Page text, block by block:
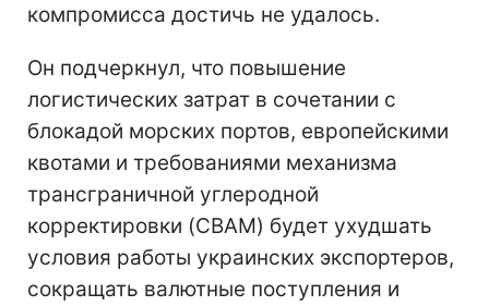
компромисса достичь не удалось.
Он подчеркнул, что повышение
логистических затрат в сочетании с
блокадой морских портов, европейскими
квотами и требованиями механизма
трансграничной углеродной
корректировки (CBAM) будет ухудшать
условия работы украинских экспортеров,
сокращать валютные поступления и